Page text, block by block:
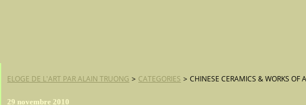
ELOGE DE L'ART PAR ALAIN TRUONG > CATEGORIES > CHINESE CERAMICS & WORKS OF
29 novembre 2010